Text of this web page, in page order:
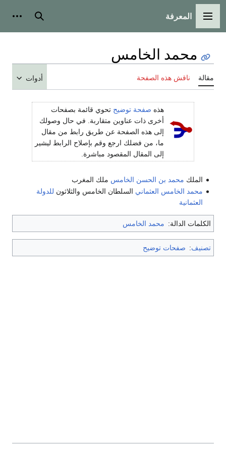
القائمة الرئيسية
المعرفة بحث
محمد الخامس
مقالة ناقش هذه الصفحة أدوات
هذه صفحة توضيح تحوي قائمة بصفحات
أخرى ذات عناوين متقاربة. في حال وصولك
إلى هذه الصفحة عن طريق رابط من مقال
ما، من فضلك ارجع وقم بإصلاح الرابط ليشير
إلى المقال المقصود مباشرة.
الملك محمد بن الحسن الخامس ملك المغرب
محمد الخامس العثماني السلطان الخامس والثلاثون للدولة
العثمانية
الكلمات الدالة: محمد الخامس
تصنيف: صفحات توضيح